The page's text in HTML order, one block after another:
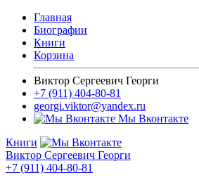
Главная
Биографии
Книги
Корзина
Виктор Сергеевич Георги
+7 (911) 404-80-81
georgi.viktor@yandex.ru
Мы Вконтакте
Книги
Виктор Сергеевич Георги
+7 (911) 404-80-81